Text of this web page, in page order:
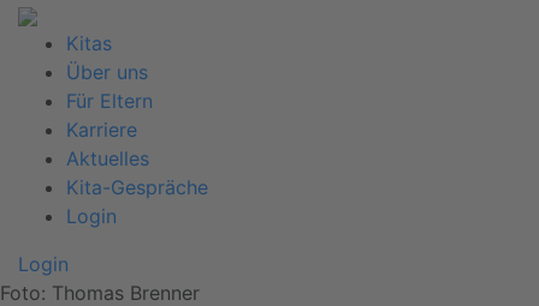
Kitas
Über uns
Für Eltern
Karriere
Aktuelles
Kita-Gespräche
Login
Login
Foto: Thomas Brenner